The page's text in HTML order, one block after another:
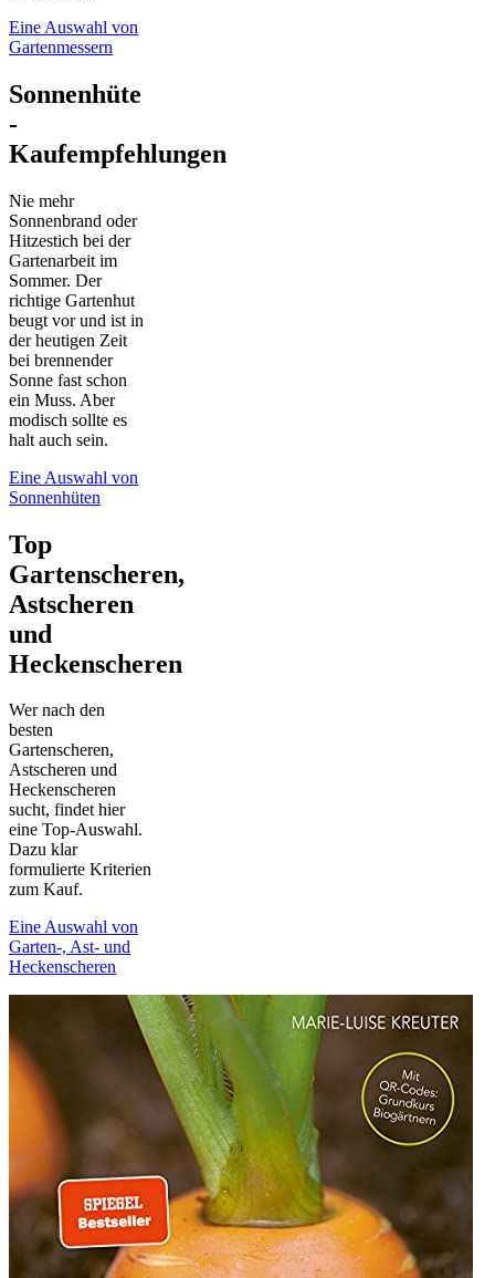
Eine Auswahl von
Gartenmessern
Sonnenhüte
-
Kaufempfehlungen
Nie mehr
Sonnenbrand oder
Hitzestich bei der
Gartenarbeit im
Sommer. Der
richtige Gartenhut
beugt vor und ist in
der heutigen Zeit
bei brennender
Sonne fast schon
ein Muss. Aber
modisch sollte es
halt auch sein.
Eine Auswahl von
Sonnenhüten
Top
Gartenscheren,
Astscheren
und
Heckenscheren
Wer nach den
besten
Gartenscheren,
Astscheren und
Heckenscheren
sucht, findet hier
eine Top-Auswahl.
Dazu klar
formulierte Kriterien
zum Kauf.
Eine Auswahl von
Garten-, Ast- und
Heckenscheren